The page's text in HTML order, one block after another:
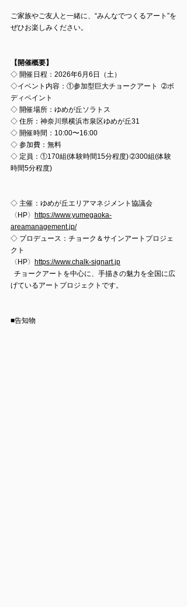
ご家族やご友人と一緒に、“みんなでつくるアート”を
ぜひお楽しみください。
【開催概要】
◇ 開催日程：2026年6月6日（土）
◇イベント内容：①参加型巨大チョークアート  ➁ボ
ディペイント
◇ 開催場所：ゆめが丘ソラトス
◇ 住所：神奈川県横浜市泉区ゆめが丘31
◇ 開催時間：10:00〜16:00
◇ 参加費：無料
◇ 定員：①170組(体験時間15分程度) ➁300組(体験
時間5分程度)
◇ 主催：ゆめが丘エリアマネジメント協議会
〈HP〉 https://www.yumegaoka-
areamanagement.jp/
◇ プロデュース：チョーク＆サインアートプロジェ
クト
〈HP〉 https://www.chalk-signart.jp
げているアートプロジェクトです。
■告知物